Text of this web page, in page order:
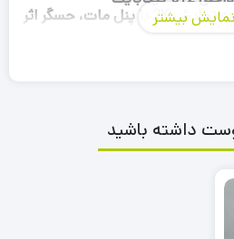
همچنین، دارای صفحه نمایش 2K با پنل مات، حسگر اثر
نمایش بیشتر
داشته باشید